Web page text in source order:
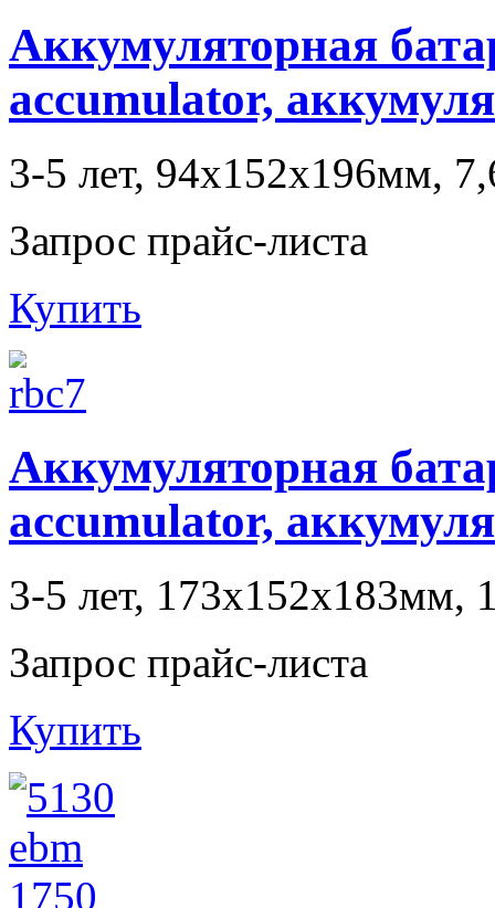
Аккумуляторная
accumulator,
3-5 лет, 94x152x196мм,
Запрос прайс-листа
Купить
Аккумуляторная
accumulator,
3-5 лет, 173x152x183мм,
Запрос прайс-листа
Купить